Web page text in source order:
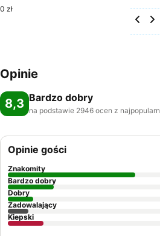
0 zł
Opinie
8,3 Bardzo dobry
na podstawie 2946 ocen z
Opinie gości
Znakomity
Bardzo dobry
Dobry
Zadowalający
Kiepski